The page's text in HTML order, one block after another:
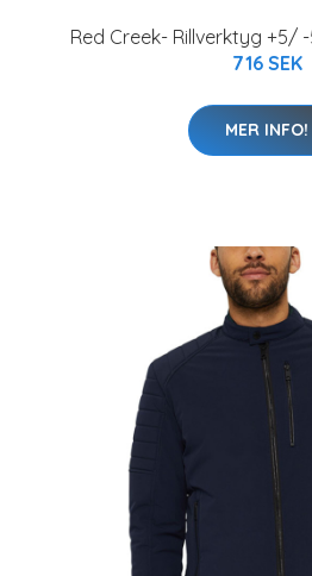
Red Creek- Rillverktyg +5/
716 SEK
MER INFO!